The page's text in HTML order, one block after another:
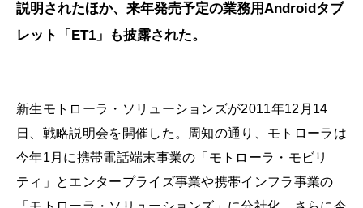
説明されたほか、来年発売予定の業務用Androidタブ
レット「ET1」も披露された。
新生モトローラ・ソリューションズが2011年12月14
日、戦略説明会を開催した。周知の通り、モトローラは
今年1月に携帯電話端末事業の「モトローラ・モビリ
ティ」とエンタープライズ事業や携帯インフラ事業の